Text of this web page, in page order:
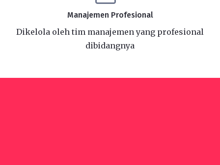
Manajemen Profesional
Dikelola oleh tim manajemen yang profesional
dibidangnya